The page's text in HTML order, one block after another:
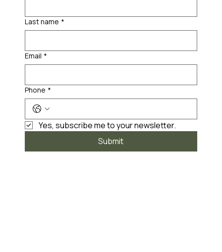
Last name *
Email *
Phone *
Yes, subscribe me to your newsletter.
Submit